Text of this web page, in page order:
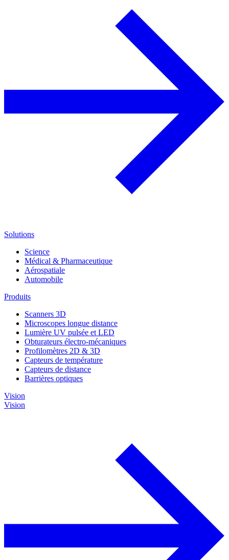
Solutions
Science
Médical & Pharmaceutique
Aérospatiale
Automobile
Produits
Scanners 3D
Microscopes longue distance
Lumière UV pulsée et LED
Obturateurs électro-mécaniques
Profilomètres 2D & 3D
Capteurs de température
Capteurs de distance
Barrières optiques
Vision
Vision